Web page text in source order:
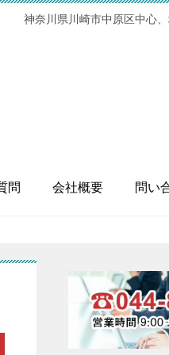
神奈川県川崎市中原区中心
問 会社概要 問い